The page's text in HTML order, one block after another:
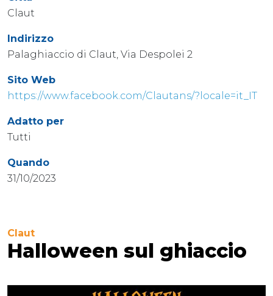
Claut
Indirizzo
Palaghiaccio di Claut, Via Despolei 2
Sito Web
https://www.facebook.com/Clautans/?locale=it_IT
Adatto per
Tutti
Quando
31/10/2023
Claut
Halloween sul ghiaccio